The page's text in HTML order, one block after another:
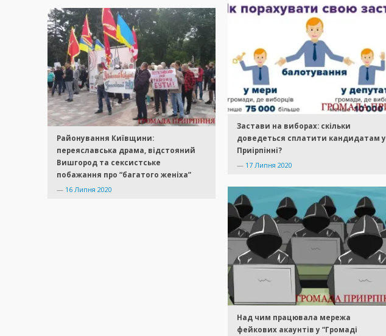
Застави на виборах: скільки
доведеться сплатити кандидатам у
Приірпінні?
— 17 Липня 2020
Районування Київщини:
переяславська драма, відстояний
Вишгород та сексистське
побажання про “багатого женіха”
— 16 Липня 2020
Над чим працювала мережа
фейкових акаунтів у “Громаді